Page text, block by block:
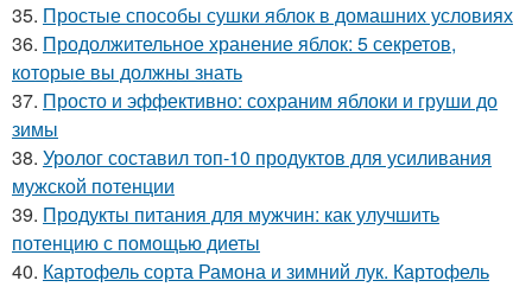
35. Простые способы сушки яблок в домашних условиях
36. Продолжительное хранение яблок: 5 секретов,
которые вы должны знать
37. Просто и эффективно: сохраним яблоки и груши до
зимы
38. Уролог составил топ-10 продуктов для усиливания
мужской потенции
39. Продукты питания для мужчин: как улучшить
потенцию с помощью диеты
40. Картофель сорта Рамона и зимний лук. Картофель